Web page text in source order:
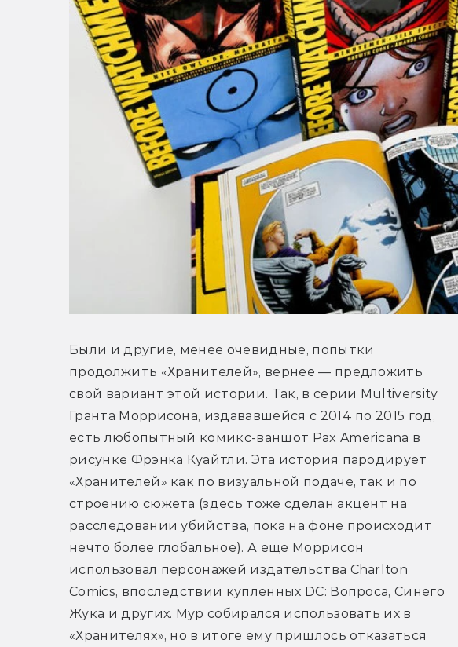
Были и другие, менее очевидные, попытки
продолжить «Хранителей», вернее — предложить
свой вариант этой истории. Так, в серии Multiversity
Гранта Моррисона, издававшейся с 2014 по 2015 год,
есть любопытный комикс-ваншот Pax Americana в
рисунке Фрэнка Куайтли. Эта история пародирует
«Хранителей» как по визуальной подаче, так и по
строению сюжета (здесь тоже сделан акцент на
расследовании убийства, пока на фоне происходит
нечто более глобальное). А ещё Моррисон
использовал персонажей издательства Charlton
Comics, впоследствии купленных DC: Вопроса, Синего
Жука и других. Мур собирался использовать их в
«Хранителях», но в итоге ему пришлось отказаться